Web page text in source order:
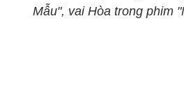
Mẫu", vai Hòa trong phim